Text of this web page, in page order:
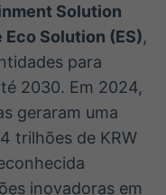
Solution
Solution (ES),
para
2030. Em 2024,
geraram uma
trilhões de KRW
inovadoras em